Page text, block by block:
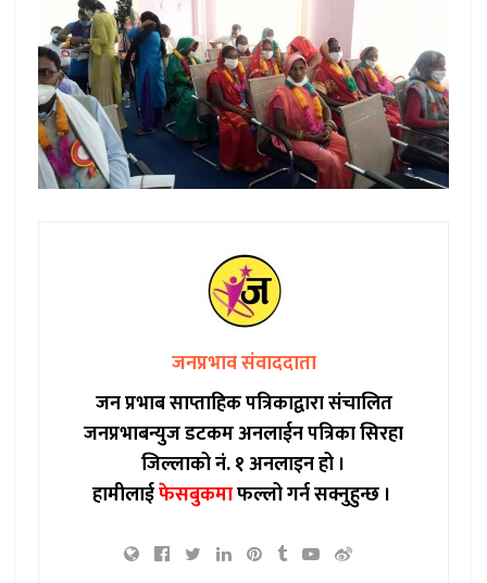
जनप्रभाव संवाददाता
जन प्रभाब साप्ताहिक पत्रिकाद्वारा संचालित
जनप्रभाबन्युज डटकम अनलाईन पत्रिका सिरहा
जिल्लाको नं. १ अनलाइन हो ।
हामीलाईफेसबुकमाफल्लो गर्न सक्नुहुन्छ ।